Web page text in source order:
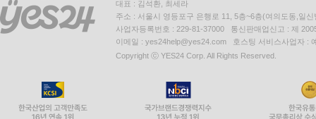
대표 : 김석환, 최세라
주소 : 서울시 영등포구 은행로 11, 5층~6층(여의도동,일신
사업자등록번호 : 229-81-37000 통신판매업신고 : 제
이메일 : yes24help@yes24.com 호스팅 서비스사업자 :
Copyright ⓒ YES24 Corp. All Rights Reserved.